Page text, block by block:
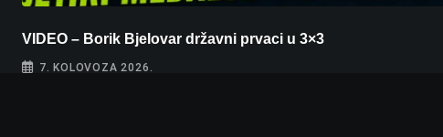
VIDEO – Borik Bjelovar državni prvaci u 3×3
7. KOLOVOZA 2026.